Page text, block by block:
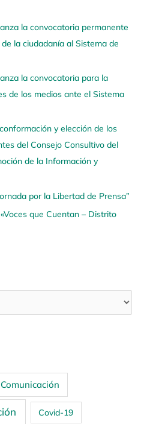
la convocatoria permanente
la ciudadanía al Sistema de
la convocatoria para la
de los medios ante el Sistema
y elección de los
del Consejo Consultivo del
de la Información y
por la Libertad de Prensa”
que Cuentan – Distrito
Comunicación
Covid-19